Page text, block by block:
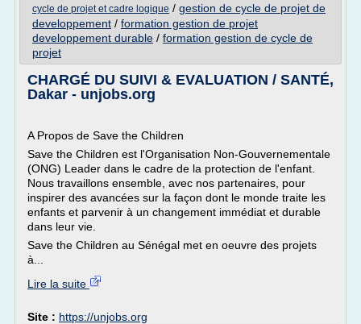
cycle de projet et cadre logique / gestion de cycle de projet de
developpement / formation gestion de projet
developpement durable / formation gestion de cycle de
projet
CHARGÉ DU SUIVI & EVALUATION / SANTÉ,
Dakar - unjobs.org
A Propos de Save the Children
Save the Children est l'Organisation Non-Gouvernementale
(ONG) Leader dans le cadre de la protection de l'enfant.
Nous travaillons ensemble, avec nos partenaires, pour
inspirer des avancées sur la façon dont le monde traite les
enfants et parvenir à un changement immédiat et durable
dans leur vie.
Save the Children au Sénégal met en oeuvre des projets
à...
Lire la suite
Site : https://unjobs.org